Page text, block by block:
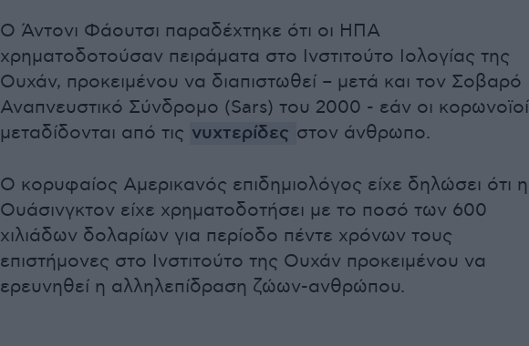
Ο Άντονι Φάουτσι παραδέχτηκε ότι οι ΗΠΑ
χρηματοδοτούσαν πειράματα στο Ινστιτούτο Ιολογίας της
Ουχάν, προκειμένου να διαπιστωθεί – μετά και τον Σοβαρό
Αναπνευστικό Σύνδρομο (Sars) του 2000 - εάν οι κορωνοϊοί
μεταδίδονται από τις νυχτερίδες στον άνθρωπο.
Ο κορυφαίος Αμερικανός επιδημιολόγος είχε δηλώσει ότι η
Ουάσινγκτον είχε χρηματοδοτήσει με το ποσό των 600
χιλιάδων δολαρίων για περίοδο πέντε χρόνων τους
επιστήμονες στο Ινστιτούτο της Ουχάν προκειμένου να
ερευνηθεί η αλληλεπίδραση ζώων-ανθρώπου.